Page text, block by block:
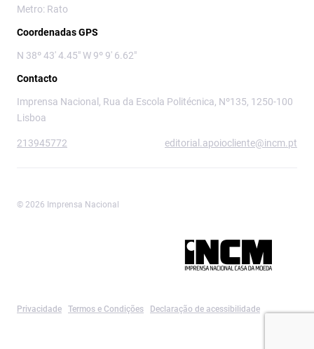
Metro: Rato
Coordenadas GPS
N 38º 43' 4.45" W 9º 9' 6.62"
Contacto
Imprensa Nacional, Rua da Escola Politécnica, Nº135, 1250-100
Lisboa
213945772 editorial.apoiocliente@incm.pt
© 2026 Imprensa Nacional
Privacidade Termos e Condições Declaração de acessibilidade